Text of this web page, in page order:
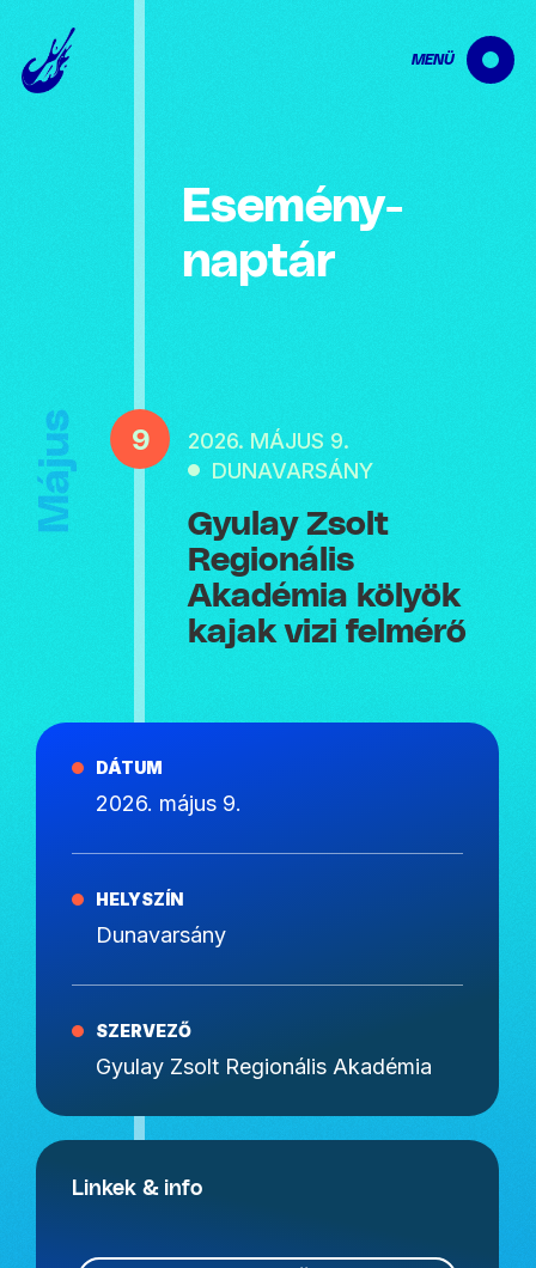
MENÜ
Esemény­
naptár
Május 9
2026. MÁJUS 9.
DUNAVARSÁNY
Gyulay Zsolt
Regionális
Akadémia kölyök
kajak vizi felmérő
DÁTUM
2026. május 9.
HELYSZÍN
Dunavarsány
SZERVEZŐ
Gyulay Zsolt Regionális Akadémia
Linkek & info